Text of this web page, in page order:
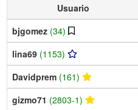
Usuario
bjgomez (34)
lina69 (1153)
Davidprem (161)
gizmo71 (2803-1)